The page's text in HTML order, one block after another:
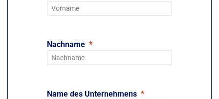
Nachname
Name des Unternehmens